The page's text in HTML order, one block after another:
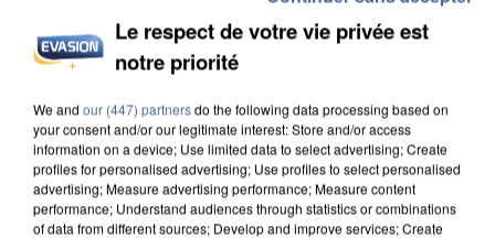
INCENDIES : L’ÎLE-DE-FRANCE LANCE UN ÉLAN
DE SOLIDARITÉ AVEC LES...
Le respect de votre vie privée est
notre priorité
We and our (447) partnersdo the following data processing based on
your consent and/or our legitimate interest: Store and/or access
information on a device; Use limited data to select advertising; Create
profiles for personalised advertising; Use profiles to select personalised
advertising; Measure advertising performance; Measure content
performance; Understand audiences through statistics or combinations
of data from different sources; Develop and improve services; Create